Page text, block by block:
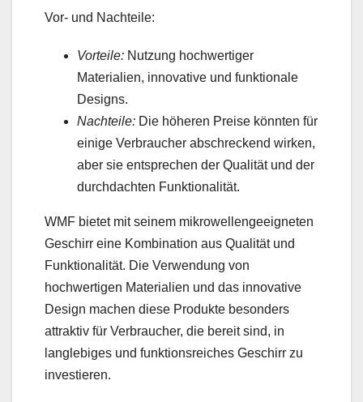
Vor- und Nachteile:
Vorteile: Nutzung hochwertiger
Materialien, innovative und funktionale
Designs.
Nachteile: Die höheren Preise könnten für
einige Verbraucher abschreckend wirken,
aber sie entsprechen der Qualität und der
durchdachten Funktionalität.
WMF bietet mit seinem mikrowellengeeigneten
Geschirr eine Kombination aus Qualität und
Funktionalität. Die Verwendung von
hochwertigen Materialien und das innovative
Design machen diese Produkte besonders
attraktiv für Verbraucher, die bereit sind, in
langlebiges und funktionsreiches Geschirr zu
investieren.